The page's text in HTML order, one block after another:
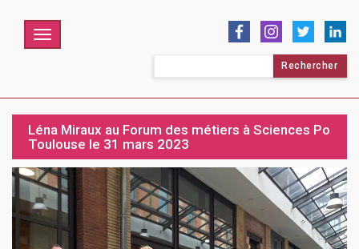
Menu
Léna Miraux au Forum des métiers à Sciences Po
Toulouse le 31 mars 2023